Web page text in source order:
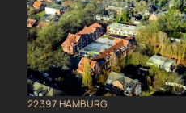
22397 HAMBURG